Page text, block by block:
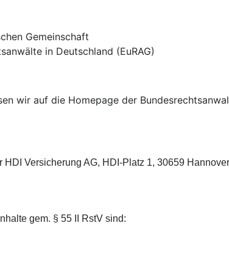
Gemeinschaft
in Deutschland (EuRAG)
wir auf die Homepage der
Versicherung AG, HDI-Platz 1, 30659 Hannover
gem. § 55 II RstV sind: